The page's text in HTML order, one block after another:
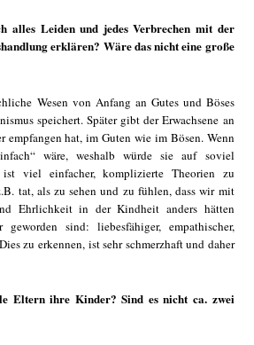
alles Leiden und jedes Verbrechen mit der
erklären? Wäre das nicht eine große
Wesen von Anfang an Gutes und Böses
speichert. Später gibt der Erwachsene an
empfangen hat, im Guten wie im Bösen. Wenn
wäre, weshalb würde sie auf soviel
ist viel einfacher, komplizierte Theorien zu
tat, als zu sehen und zu fühlen, dass wir mit
Ehrlichkeit in der Kindheit anders hätten
sind: liebesfähiger, empathischer,
zu erkennen, ist sehr schmerzhaft und daher
Eltern ihre Kinder? Sind es nicht ca. zwei